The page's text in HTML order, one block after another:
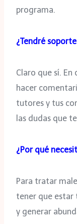
programa.
¿Tendré
Claro que sí. En
hacer
tutores y tus
las dudas que
¿Por qué
Para tratar
tener que
y generar